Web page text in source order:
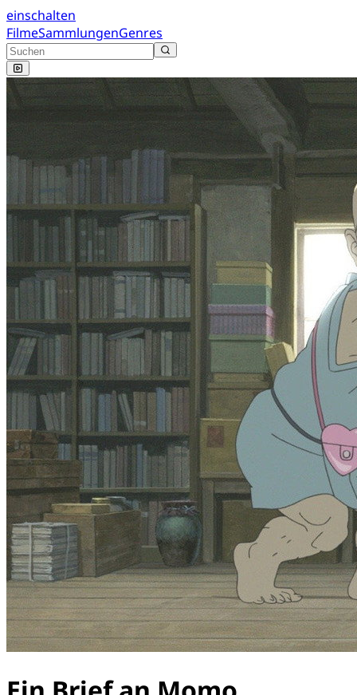
einschalten
FilmeSammlungenGenres